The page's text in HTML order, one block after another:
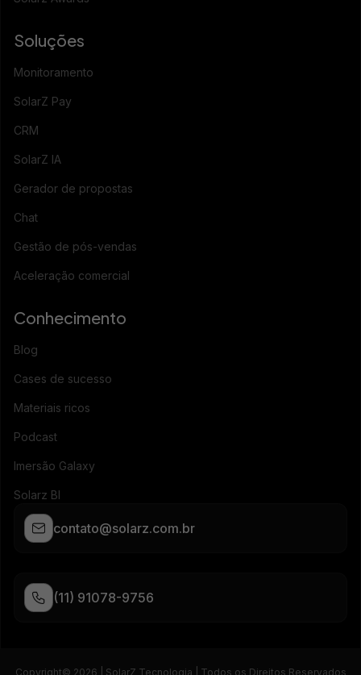
Soluções
Monitoramento
SolarZ Pay
CRM
SolarZ IA
Gerador de propostas
Chat
Gestão de pós-vendas
Aceleração comercial
Conhecimento
Blog
Cases de sucesso
Materiais ricos
Podcast
Imersão Galaxy
Solarz BI
contato@solarz.com.br
(11) 91078-9756
Copyright© 2026 | SolarZ Tecnologia | Todos os Direitos Reservados